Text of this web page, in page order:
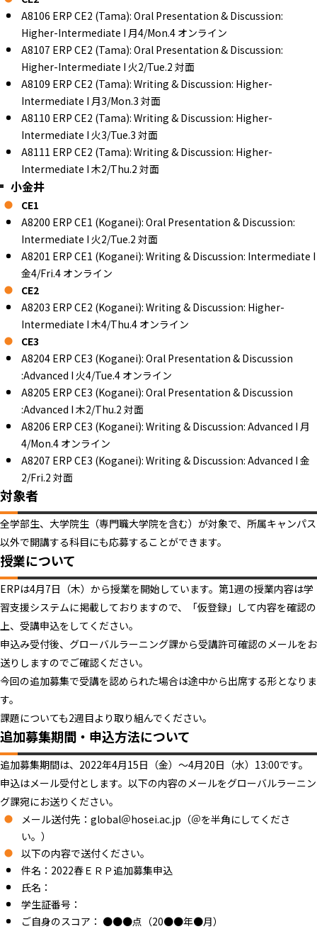
A8106 ERP CE2 (Tama): Oral Presentation & Discussion:
Higher-Intermediate I 月4/Mon.4 オンライン
A8107 ERP CE2 (Tama): Oral Presentation & Discussion:
Higher-Intermediate I 火2/Tue.2 対面
A8109 ERP CE2 (Tama): Writing & Discussion: Higher-
Intermediate I 月3/Mon.3 対面
A8110 ERP CE2 (Tama): Writing & Discussion: Higher-
Intermediate I 火3/Tue.3 対面
A8111 ERP CE2 (Tama): Writing & Discussion: Higher-
Intermediate I 木2/Thu.2 対面
小金井
CE1
A8200 ERP CE1 (Koganei): Oral Presentation & Discussion:
Intermediate I 火2/Tue.2 対面
A8201 ERP CE1 (Koganei): Writing & Discussion: Intermediate I
金4/Fri.4 オンライン
CE2
A8203 ERP CE2 (Koganei): Writing & Discussion: Higher-
Intermediate I 木4/Thu.4 オンライン
CE3
A8204 ERP CE3 (Koganei): Oral Presentation & Discussion
:Advanced I 火4/Tue.4 オンライン
A8205 ERP CE3 (Koganei): Oral Presentation & Discussion
:Advanced I 木2/Thu.2 対面
A8206 ERP CE3 (Koganei): Writing & Discussion: Advanced I 月
4/Mon.4 オンライン
A8207 ERP CE3 (Koganei): Writing & Discussion: Advanced I 金
2/Fri.2 対面
対象者
全学部生、大学院生（専門職大学院を含む）が対象で、所属キャンパス
以外で開講する科目にも応募することができます。
授業について
ERPは4月7日（木）から授業を開始しています。第1週の授業内容は学
習支援システムに掲載しておりますので、「仮登録」して内容を確認の
上、受講申込をしてください。
申込み受付後、グローバルラーニング課から受講許可確認のメールをお
送りしますのでご確認ください。
今回の追加募集で受講を認められた場合は途中から出席する形となりま
す。
課題についても2週目より取り組んでください。
追加募集期間・申込方法について
追加募集期間は、2022年4月15日（金）～4月20日（水）13:00です。
申込はメール受付とします。以下の内容のメールをグローバルラーニン
グ課宛にお送りください。
メール送付先：global＠hosei.ac.jp（＠を半角にしてくださ
い。）
以下の内容で送付ください。
件名：2022春ＥＲＰ追加募集申込
氏名：
学生証番号：
ご自身のスコア： ●●●点（20●●年●月）